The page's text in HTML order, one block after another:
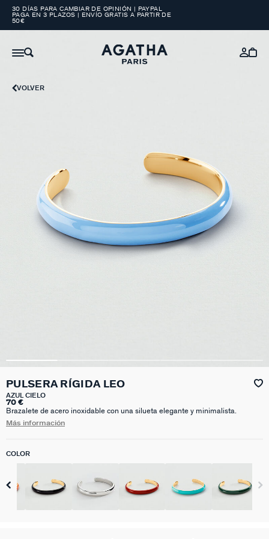
30 DÍAS PARA CAMBIAR DE OPINIÓN | PAYPAL
PAGA EN 3 PLAZOS | ENVÍO GRATIS A PARTIR DE
50€
VOLVER
PULSERA RÍGIDA LEO
AZUL CIELO
70 €
Brazalete de acero inoxidable con una silueta elegante y minimalista.
Más información
COLOR